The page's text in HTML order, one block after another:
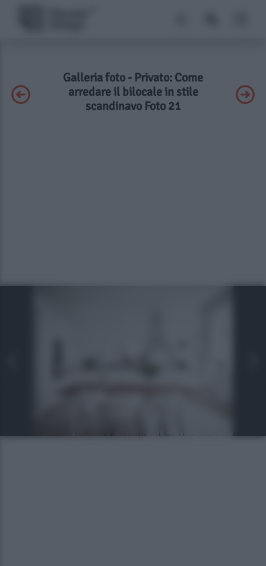
Galleria foto - Privato: Come
arredare il bilocale in stile
scandinavo Foto 21